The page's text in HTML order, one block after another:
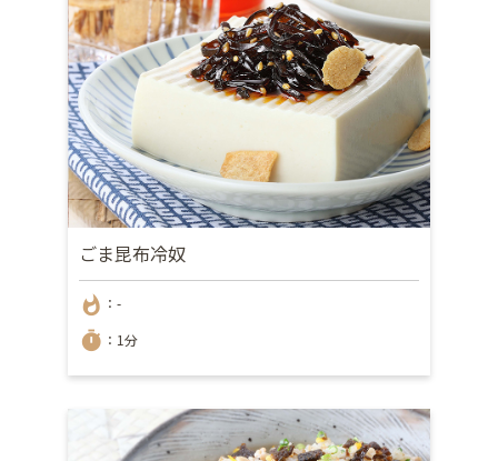
ごま昆布冷奴
whatshot ：-
timer ：1分